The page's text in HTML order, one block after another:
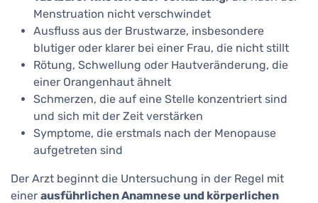
Menstruation nicht verschwindet
Ausfluss aus der Brustwarze, insbesondere
blutiger oder klarer bei einer Frau, die nicht stillt
Rötung, Schwellung oder Hautveränderung, die
einer Orangenhaut ähnelt
Schmerzen, die auf eine Stelle konzentriert sind
und sich mit der Zeit verstärken
Symptome, die erstmals nach der Menopause
aufgetreten sind
Der Arzt beginnt die Untersuchung in der Regel mit
einer ausführlichen Anamnese und körperlichen